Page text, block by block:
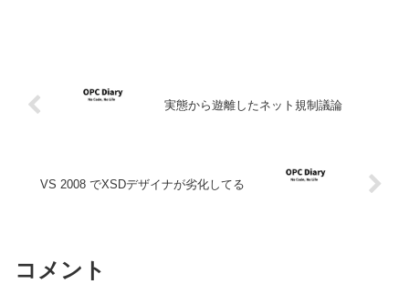
実態から遊離したネット規制議論
VS 2008 でXSDデザイナが劣化してる
コメント